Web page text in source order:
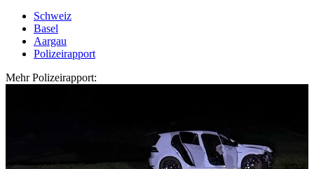
Schweiz
Basel
Aargau
Polizeirapport
Mehr Polizeirapport: